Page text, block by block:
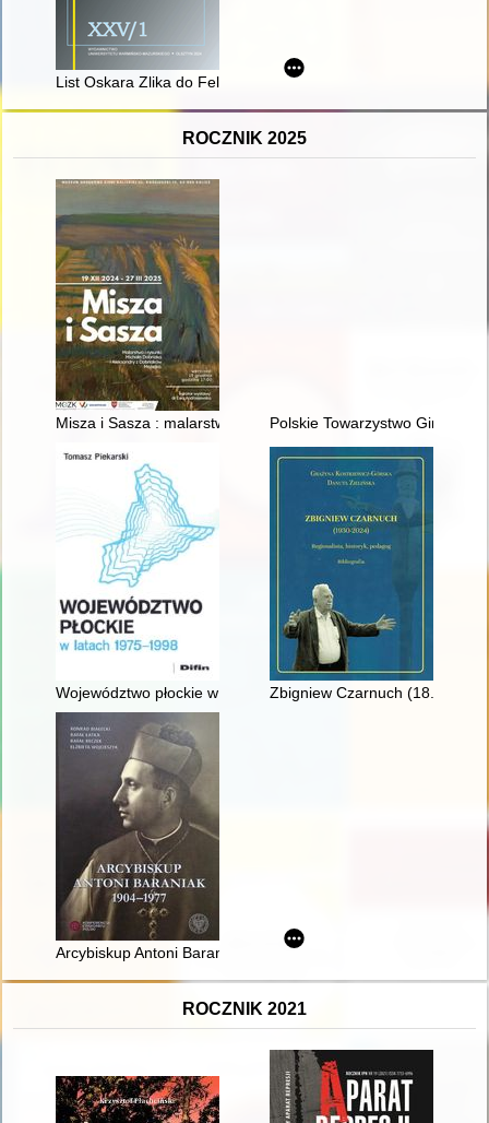
List Oskara Zlika do Felixa Edouarda Guérin-Ménevilla w
ROCZNIK 2025
Misza i Sasza : malarstwo i rysunki Michała Dobriaka i
Polskie Towarzystwo
Województwo płockie w latach 1975-1998
Zbigniew Czarnuch
Arcybiskup Antoni Baraniak - sługa Kościoła w wieku
ROCZNIK 2021